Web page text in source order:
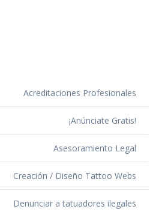
Acreditaciones Profesionales
¡Anúnciate Gratis!
Asesoramiento Legal
Creación / Diseño Tattoo Webs
Denunciar a tatuadores ilegales